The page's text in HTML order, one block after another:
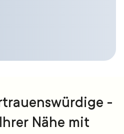
-
Nähe mit